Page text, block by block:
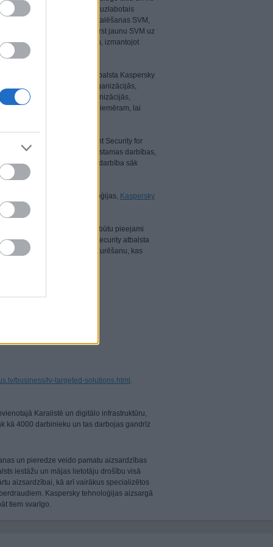
Light Agent jaunajā versijā uzlabotais
atvieglotā aģenta instalēšanas SVM,
Ja nepieciešams izvērst jaunu SVM uz
mašīnu konfigurēšanu, izmantojot
Center un kuru tagad atbalsta Kaspersky
galvenais elements lielās organizācijās,
plaši pielietota lielās organizācijās,
atbildību lomas ietvaros, piemēram, lai
kā Kaspersky Endpoint Security for
atklāt un atritināt atpakaļ bīstamas darbības,
infrastruktūru aizsardzības darbība sāk
aģenta" funkcijas.
un reaģēšanas tehnoloģijas, Kaspersky
Light Agent.
platformām, lai klientiem būtu pieejami
Kaspersky Hybrid Cloud Security atbalsta
arī ar VMware NSX Tags uzturēšanu, kas
business/lv-targeted-solutions.html .
Karalistē un digitālo infrastruktūru,
kā 4000 darbinieku un tas darbojas gandrīz
un pieredze veido pamatu aizsardzības
iestāžu un mājas lietotāju drošību visā
aizsardzībai, kā arī vairākus specializētos
Kaspersky tehnoloģijas aizsargā
tiem svarīgo.